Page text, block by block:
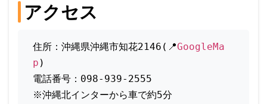
アクセス
住所：沖縄県沖縄市知花2146(📍GoogleMa
p )
電話番号：098-939-2555
※沖縄北インターから車で約5分